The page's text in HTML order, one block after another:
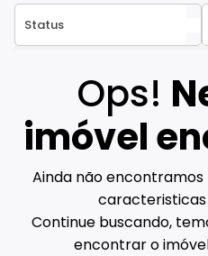
Ops!
imóvel
Ainda não
caracteristicas
Continue buscando,
encontrar o